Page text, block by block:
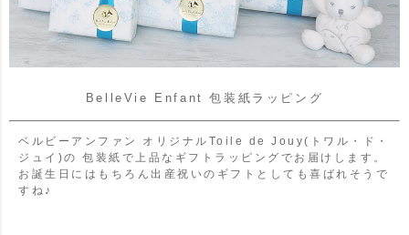
BelleVie Enfant 包装紙ラッピング
ベルビーアンファン オリジナルToile de Jouy(トワル・ド・
ジュイ)の 包装紙で上品なギフトラッピングでお届けします。
お誕生日にはもちろん出産祝いのギフトとしても喜ばれそうで
すね♪